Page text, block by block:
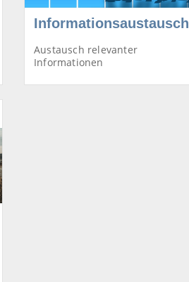
Informationsaustausch
Austausch relevanter
Informationen